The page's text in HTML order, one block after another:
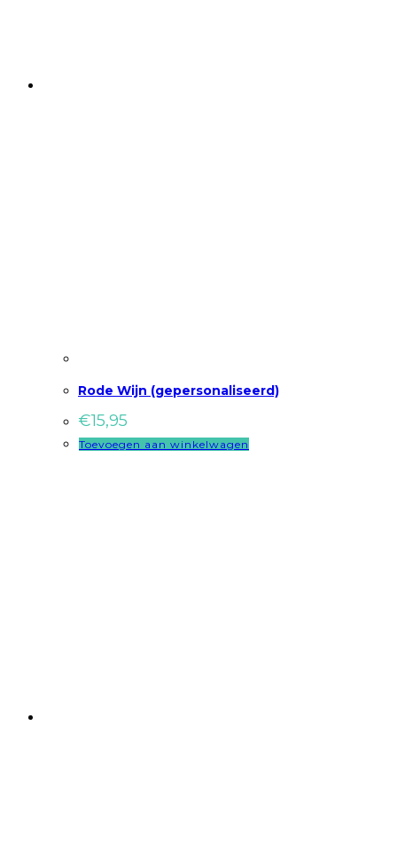
Rode Wijn (gepersonaliseerd)
€15,95
Toevoegen aan winkelwagen